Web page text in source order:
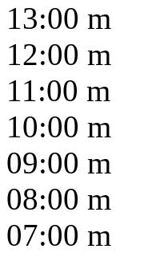
13:00 m
12:00 m
11:00 m
10:00 m
09:00 m
08:00 m
07:00 m